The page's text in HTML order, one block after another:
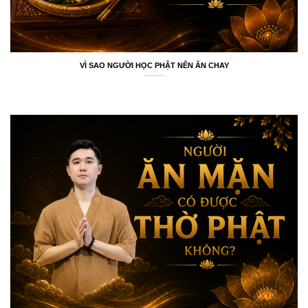
VÌ SAO NGƯỜI HỌC PHẬT NÊN ĂN CHAY